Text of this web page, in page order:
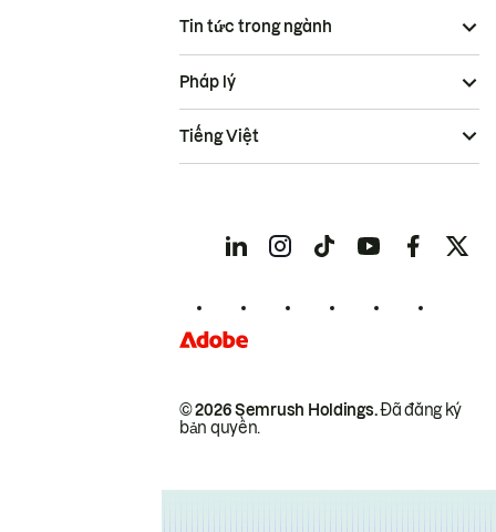
Tin tức trong ngành
© 2026 Semrush Holdings.Đã đăng ký
bản quyền.
Pháp lý
Tiếng Việt